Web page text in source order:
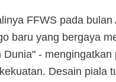
FFWS pada
baru yang bergaya
Dunia" -
Desain piala